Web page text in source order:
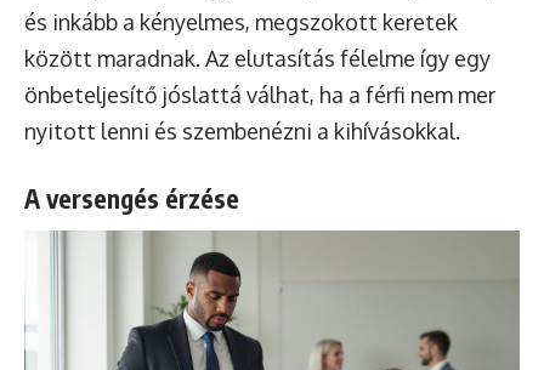
és inkább a kényelmes, megszokott keretek
között maradnak. Az elutasítás félelme így egy
önbeteljesítő jóslattá válhat, ha a férfi nem mer
nyitott lenni és szembenézni a kihívásokkal.
A versengés érzése